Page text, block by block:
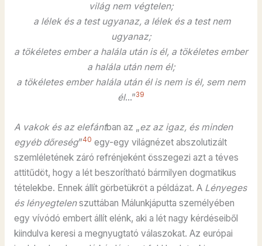
világ nem végtelen;
a lélek és a test ugyanaz, a lélek és a test nem
ugyanaz;
a tökéletes ember a halála után is él, a tökéletes ember
a halála után nem él;
a tökéletes ember halála után él is nem is él, sem nem
él…”39
A vakok és az elefántban az „ez az igaz, és minden
egyéb dőreség”40 egy-egy világnézet abszolutizált
szemléletének záró refrénjeként összegezi azt a téves
attitűdöt, hogy a lét beszorítható bármilyen dogmatikus
tételekbe. Ennek állít görbetükröt a példázat. A Lényeges
és lényegtelenszuttában Málunkjáputta személyében
egy vívódó embert állít elénk, aki a lét nagy kérdéseiből
kiindulva keresi a megnyugtató válaszokat. Az európai